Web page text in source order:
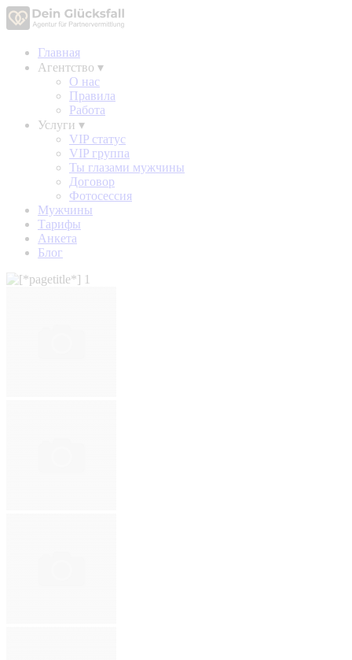
Главная
Агентство ▾
О нас
Правила
Работа
Услуги ▾
VIP статус
VIP группа
Ты глазами мужчины
Договор
Фотосессия
Мужчины
Тарифы
Анкета
Блог